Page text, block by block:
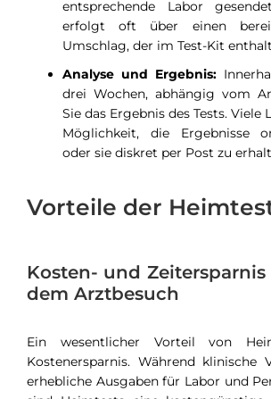
entsprechende Labor
erfolgt oft über einen
Umschlag, der im Test-Kit
Analyse und Ergebnis:
drei Wochen, abhängig vom
Sie das Ergebnis des Tests. Viele
Möglichkeit, die Ergebnisse
oder sie diskret per Post zu
Vorteile der
Kosten- und
dem Arztbesuch
Ein wesentlicher Vorteil von
Kostenersparnis. Während klinische
erhebliche Ausgaben für Labor und